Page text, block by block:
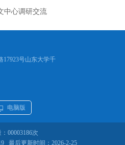
中心调研交流
17923号山东大学千
电脑版
00003186次
最后更新时间： 2026-2-25